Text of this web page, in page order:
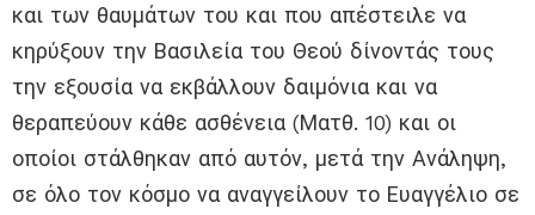
και των θαυμάτων του και που απέστειλε να
κηρύξουν την Βασιλεία του Θεού δίνοντάς τους
την εξουσία να εκβάλλουν δαιμόνια και να
θεραπεύουν κάθε ασθένεια (Ματθ. 10) και οι
οποίοι στάλθηκαν από αυτόν, μετά την Ανάληψη,
σε όλο τον κόσμο να αναγγείλουν το Ευαγγέλιο σε